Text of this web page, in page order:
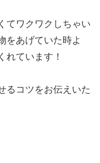
てワクワクしちゃい
をあげていた時よ
れています！
るコツをお伝えいた